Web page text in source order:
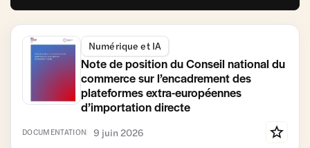
Numérique et IA
Note de position du Conseil national du
commerce sur l’encadrement des
plateformes extra-européennes
d’importation directe
DOCUMENTATION 9 juin 2026